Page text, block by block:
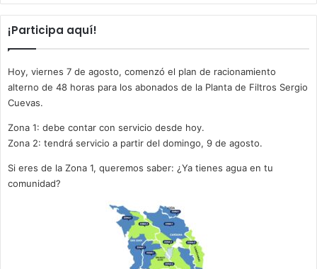
¡Participa aquí!
Hoy, viernes 7 de agosto, comenzó el plan de racionamiento
alterno de 48 horas para los abonados de la Planta de Filtros Sergio
Cuevas.
Zona 1: debe contar con servicio desde hoy.
Zona 2: tendrá servicio a partir del domingo, 9 de agosto.
Si eres de la Zona 1, queremos saber: ¿Ya tienes agua en tu
comunidad?